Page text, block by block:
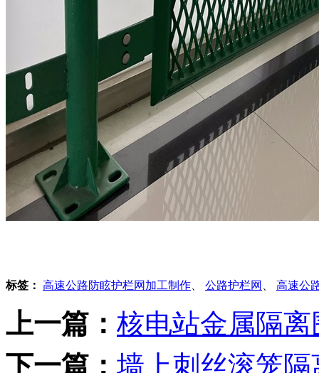
标签： 高速公路防眩护栏网加工制作 公路护栏网 高速公
上一篇： 核电站金属隔
下一篇： 墙上刺丝滚笼隔